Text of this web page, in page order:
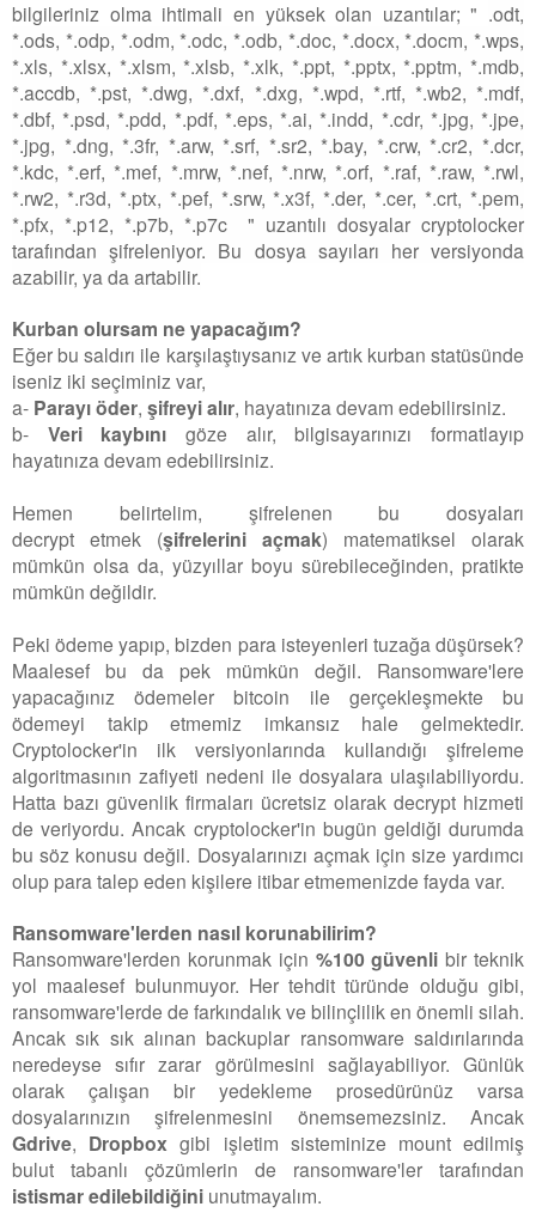
bilgileriniz olma ihtimali en yüksek olan uzantılar; " .odt,
*.ods, *.odp, *.odm, *.odc, *.odb, *.doc, *.docx, *.docm, *.wps,
*.xls, *.xlsx, *.xlsm, *.xlsb, *.xlk, *.ppt, *.pptx, *.pptm, *.mdb,
*.accdb, *.pst, *.dwg, *.dxf, *.dxg, *.wpd, *.rtf, *.wb2, *.mdf,
*.dbf, *.psd, *.pdd, *.pdf, *.eps, *.ai, *.indd, *.cdr, *.jpg, *.jpe,
*.jpg, *.dng, *.3fr, *.arw, *.srf, *.sr2, *.bay, *.crw, *.cr2, *.dcr,
*.kdc, *.erf, *.mef, *.mrw, *.nef, *.nrw, *.orf, *.raf, *.raw, *.rwl,
*.rw2, *.r3d, *.ptx, *.pef, *.srw, *.x3f, *.der, *.cer, *.crt, *.pem,
*.pfx, *.p12, *.p7b, *.p7c " uzantılı dosyalar cryptolocker
tarafından şifreleniyor. Bu dosya sayıları her versiyonda
azabilir, ya da artabilir.
Kurban olursam ne yapacağım?
Eğer bu saldırı ile karşılaştıysanız ve artık kurban statüsünde
iseniz iki seçiminiz var,
a- Parayı öder, şifreyi alır, hayatınıza devam edebilirsiniz.
b- Veri kaybını göze alır, bilgisayarınızı formatlayıp
hayatınıza devam edebilirsiniz.
Hemen belirtelim, şifrelenen bu dosyaları
decrypt etmek (şifrelerini açmak) matematiksel olarak
mümkün olsa da, yüzyıllar boyu sürebileceğinden, pratikte
mümkün değildir.
Peki ödeme yapıp, bizden para isteyenleri tuzağa düşürsek?
Maalesef bu da pek mümkün değil. Ransomware'lere
yapacağınız ödemeler bitcoin ile gerçekleşmekte bu
ödemeyi takip etmemiz imkansız hale gelmektedir.
Cryptolocker'in ilk versiyonlarında kullandığı şifreleme
algoritmasının zafiyeti nedeni ile dosyalara ulaşılabiliyordu.
Hatta bazı güvenlik firmaları ücretsiz olarak decrypt hizmeti
de veriyordu. Ancak cryptolocker'in bugün geldiği durumda
bu söz konusu değil. Dosyalarınızı açmak için size yardımcı
olup para talep eden kişilere itibar etmemenizde fayda var.
Ransomware'lerden nasıl korunabilirim?
Ransomware'lerden korunmak için %100 güvenli bir teknik
yol maalesef bulunmuyor. Her tehdit türünde olduğu gibi,
ransomware'lerde de farkındalık ve bilinçlilik en önemli silah.
Ancak sık sık alınan backuplar ransomware saldırılarında
neredeyse sıfır zarar görülmesini sağlayabiliyor. Günlük
olarak çalışan bir yedekleme prosedürünüz varsa
dosyalarınızın şifrelenmesini önemsemezsiniz. Ancak
Gdrive, Dropbox gibi işletim sisteminize mount edilmiş
bulut tabanlı çözümlerin de ransomware'ler tarafından
istismar edilebildiğini unutmayalım.